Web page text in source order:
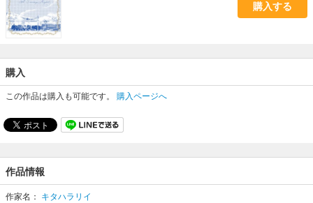
購入する
購入
この作品は購入も可能です。 購入ページへ
作品情報
作家名： キタハラリイ